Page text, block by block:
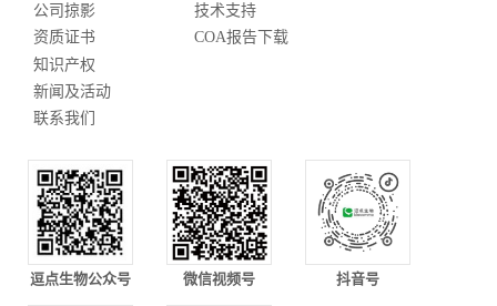
公司掠影
资质证书
知识产权
新闻及活动
联系我们
技术支持
COA报告下载
逗点生物公众号 微信视频号 抖音号